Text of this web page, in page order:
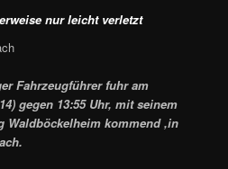
nur leicht verletzt
Fahrzeugführer fuhr am
gegen 13:55 Uhr, mit seinem
Waldböckelheim kommend ,in